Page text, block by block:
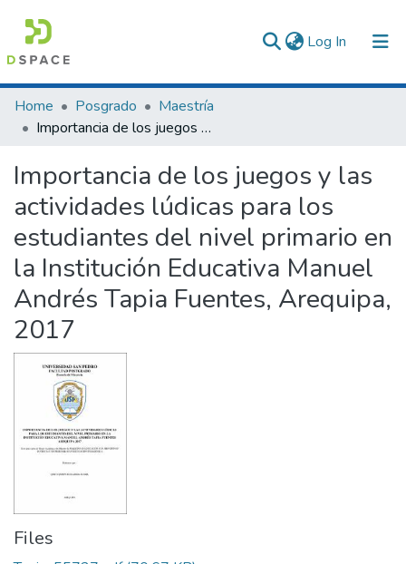
Log In (current)
Communities & Collections
All of DSpace
Statistics
Home Posgrado
Maestría
Importancia de los juegos y las actividades lúdicas para los estudiantes del nivel primario en la Institución Educativa Manuel Andrés Tapia Fuentes, Arequipa, 2017
Importancia de los juegos y las
actividades lúdicas para los
estudiantes del nivel primario en
la Institución Educativa Manuel
Andrés Tapia Fuentes, Arequipa,
2017
Files